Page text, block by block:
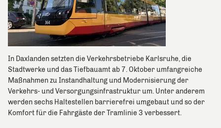
In Daxlanden setzten die Verkehrsbetriebe Karlsruhe, die
Stadtwerke und das Tiefbauamt ab 7. Oktober umfangreiche
Maßnahmen zu Instandhaltung und Modernisierung der
Verkehrs- und Versorgungsinfrastruktur um. Unter anderem
werden sechs Haltestellen barrierefrei umgebaut und so der
Komfort für die Fahrgäste der Tramlinie 3 verbessert.